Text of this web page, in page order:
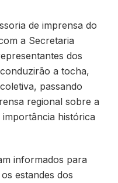
de imprensa do
a Secretaria
dos
a tocha,
passando
regional sobre a
histórica
informados para
estandes dos